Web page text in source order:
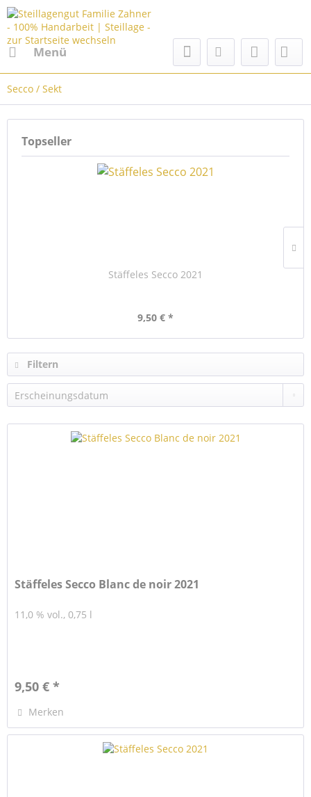
Menü
Secco / Sekt
Topseller
Stäffeles Secco 2021
9,50 € *
Filtern
Stäffeles Secco Blanc de noir 2021
11,0 % vol., 0,75 l
9,50 € *
Merken